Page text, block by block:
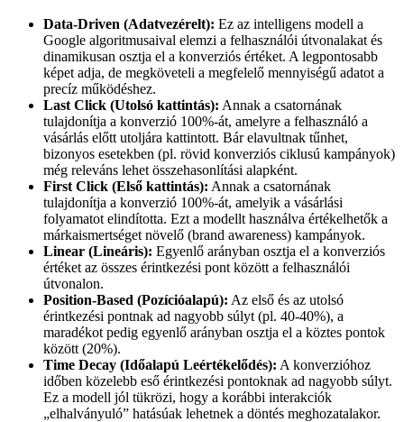
Data-Driven (Adatvezérelt): Ez az intelligens modell a
Google algoritmusaival elemzi a felhasználói útvonalakat és
dinamikusan osztja el a konverziós értéket. A legpontosabb
képet adja, de megköveteli a megfelelő mennyiségű adatot a
precíz működéshez.
Last Click (Utolsó kattintás): Annak a csatornának
tulajdonítja a konverzió 100%-át, amelyre a felhasználó a
vásárlás előtt utoljára kattintott. Bár elavultnak tűnhet,
bizonyos esetekben (pl. rövid konverziós ciklusú kampányok)
még releváns lehet összehasonlítási alapként.
First Click (Első kattintás): Annak a csatornának
tulajdonítja a konverzió 100%-át, amelyik a vásárlási
folyamatot elindította. Ezt a modellt használva értékelhetők a
márkaismertséget növelő (brand awareness) kampányok.
Linear (Lineáris): Egyenlő arányban osztja el a konverziós
értéket az összes érintkezési pont között a felhasználói
útvonalon.
Position-Based (Pozícióalapú): Az első és az utolsó
érintkezési pontnak ad nagyobb súlyt (pl. 40-40%), a
maradékot pedig egyenlő arányban osztja el a köztes pontok
között (20%).
Time Decay (Időalapú Leértékelődés): A konverzióhoz
időben közelebb eső érintkezési pontoknak ad nagyobb súlyt.
Ez a modell jól tükrözi, hogy a korábbi interakciók
„elhalványuló” hatásúak lehetnek a döntés meghozatalakor.